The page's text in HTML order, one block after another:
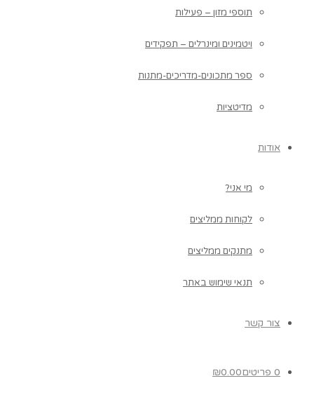
תוספי מזון – פעילות
ויטמינים ומינרלים – תפקידים
ספר מתכונים-מדריכים-מתנות
מדיטציות
אודות
מי אני?
לקוחות ממליצים
מתנקים ממליצים
תנאי שימוש באתר
צור קשר
0 פריטים ₪0.00